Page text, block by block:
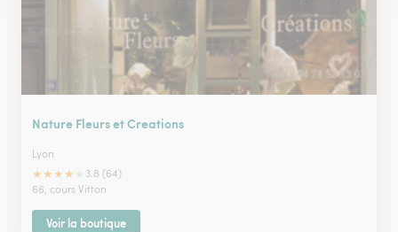
Nature Fleurs et Creations
Lyon
★★★★
3.8 (64)
66, cours Vitton
Voir la boutique